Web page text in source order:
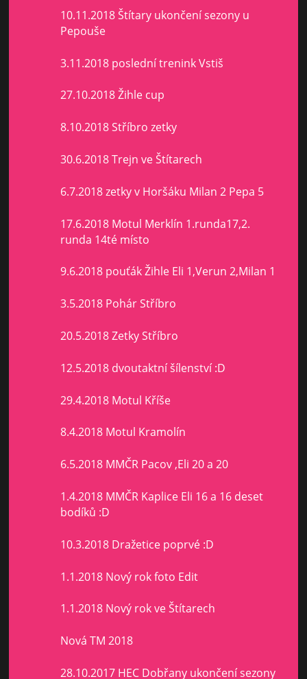
10.11.2018 Štítary ukončení sezony u
Pepouše
3.11.2018 poslední trenink Vstiš
27.10.2018 Žihle cup
8.10.2018 Stříbro zetky
30.6.2018 Trejn ve Štítarech
6.7.2018 zetky v Horšáku Milan 2 Pepa 5
17.6.2018 Motul Merklín 1.runda17,2.
runda 14té místo
9.6.2018 pouťák Žihle Eli 1,Verun 2,Milan 1
3.5.2018 Pohár Stříbro
20.5.2018 Zetky Stříbro
12.5.2018 dvoutaktní šílenství :D
29.4.2018 Motul Kříše
8.4.2018 Motul Kramolín
6.5.2018 MMČR Pacov ,Eli 20 a 20
1.4.2018 MMČR Kaplice Eli 16 a 16 deset
bodíků :D
10.3.2018 Dražetice poprvé :D
1.1.2018 Nový rok foto Edit
1.1.2018 Nový rok ve Štítarech
Nová TM 2018
28.10.2017 HEC Dobřany ukončení sezony